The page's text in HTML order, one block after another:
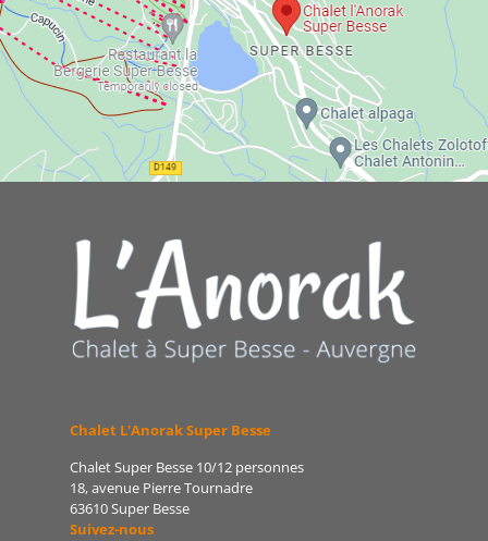
Chalet L'Anorak Super Besse
Chalet Super Besse 10/12 personnes
18, avenue Pierre Tournadre
63610 Super Besse
Suivez-nous